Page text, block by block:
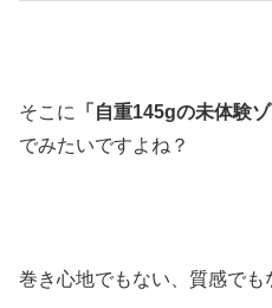
そこに 「自重145gの未体験ゾ
でみたいですよね？
巻き心地でもない、質感でも